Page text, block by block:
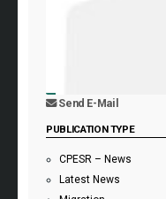
Send E-Mail
PUBLICATION TYPE
CPESR – News
Latest News